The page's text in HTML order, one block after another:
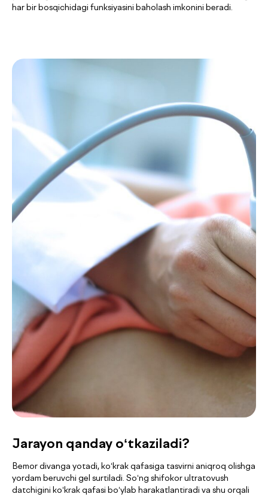
har bir bosqichidagi funksiyasini baholash imkonini beradi.
Jarayon qanday o‘tkaziladi?
Bemor divanga yotadi, ko‘krak qafasiga tasvirni aniqroq olishga
yordam beruvchi gel surtiladi. So‘ng shifokor ultratovush
datchigini ko‘krak qafasi bo‘ylab harakatlantiradi va shu orqali